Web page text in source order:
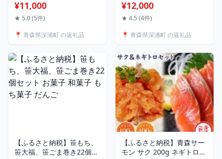
県 深浦町 大船海産株式会
社 】 小分け いか 塩辛 イカ
まみ 晩酌 ご飯 おかず 海鮮
寄せ
¥11,000
★ 5.0 (5件)
📍 青森県深浦町 の返礼品
クロマグロ 鮪 漬け丼 丼ぶ
り 海鮮丼 海鮮 魚介 贅沢 お
メ 産地直送 送料無料 冷凍
¥12,000
★ 4.5 (4件)
📍 青森県深浦町 の返礼品
【ふるさと納税】笹もち、
笹大福、笹ごま巻き22個セ
【ふるさと納税】青森サー
モン サク 200g ネギトロ